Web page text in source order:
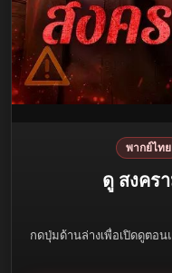
พากย์ไทย
ดู สงคร
กดปุ่มด้านล่างเพื่อเปิดดูตอ